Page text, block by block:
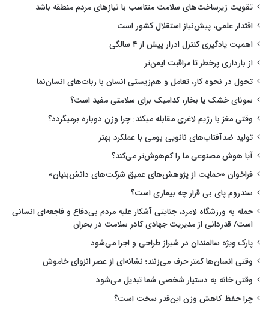
تقویت زیرساخت‌های سلامت متناسب با نیازهای مردم منطقه باشد
اقتدار علمی، پیش‌نیاز استقلال کشور است
اهمیت یادگیری کنترل ادرار پیش از ۴ سالگی
از بارداری پرخطر تا مراقبت ایمن‌تر
تحول در نحوه کار، تعامل و هم‌زیستی انسان با ربات‌های انسان‌نما
سونای خشک یا بخار، کدامیک برای سلامتی مفید است؟
وقتی مغز با رژیم لاغری مقابله میکند: چرا وزن دوباره برمیگردد؟
تولید ضدآفتاب‌های نانویی بومی با عملکرد بهتر
آیا هوش مصنوعی ما را کم‌هوش‌تر می‌کند؟
فراخوان «حمایت از پژوهش‌های عمیق شرکت‌های دانش‌بنیان»
سندروم پای بی قرار چه بیماری است؟
حمله به ورزشگاه لامرد، جنایتی آشکار علیه مردم بی‌دفاع و فاجعه‌ای انسانی
است/ قدردانی از مدیریت جهادی کادر سلامت در بحران
پارک ویژه سالمندان در شیراز طراحی و اجرا می‌شود
وقتی انسان‌ها کمتر حرف می‌زنند؛ نشانه‌ای از عصر انزوای خاموش
وقتی خانه به دستیار شخصی شما تبدیل می‌شود
چرا حفظ کاهش وزن این‌قدر سخت است؟